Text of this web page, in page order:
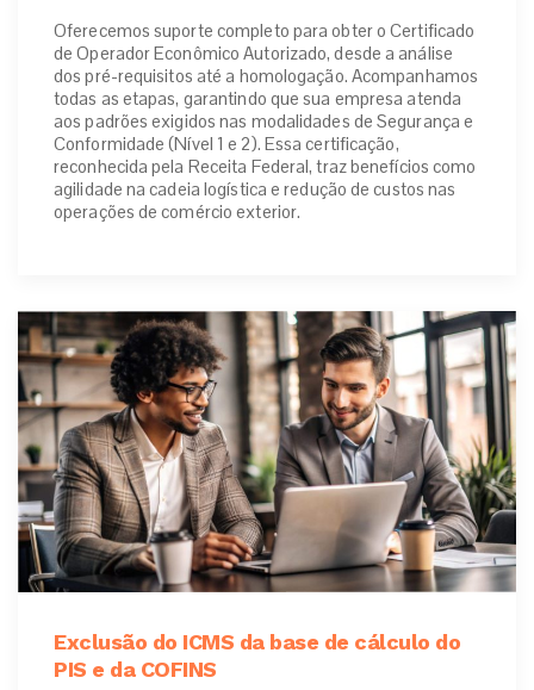
Oferecemos suporte completo para obter o Certificado
de Operador Econômico Autorizado, desde a análise
dos pré-requisitos até a homologação. Acompanhamos
todas as etapas, garantindo que sua empresa atenda
aos padrões exigidos nas modalidades de Segurança e
Conformidade (Nível 1 e 2). Essa certificação,
reconhecida pela Receita Federal, traz benefícios como
agilidade na cadeia logística e redução de custos nas
operações de comércio exterior.
Exclusão do ICMS da base de cálculo do
PIS e da COFINS